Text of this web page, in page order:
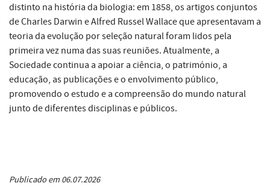
distinto na história da biologia: em 1858, os artigos conjuntos
de Charles Darwin e Alfred Russel Wallace que apresentavam a
teoria da evolução por seleção natural foram lidos pela
primeira vez numa das suas reuniões. Atualmente, a
Sociedade continua a apoiar a ciência, o património, a
educação, as publicações e o envolvimento público,
promovendo o estudo e a compreensão do mundo natural
junto de diferentes disciplinas e públicos.
Publicado em 06.07.2026